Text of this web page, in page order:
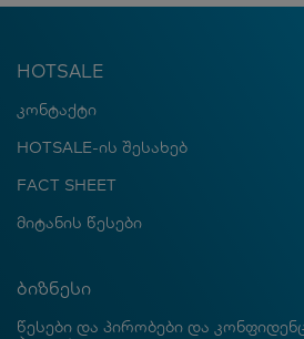
HOTSALE
კონტაქტი
HOTSALE-ის შესახებ
FACT SHEET
მიტანის წესები
ბიზნესი
წესები და პირობები და